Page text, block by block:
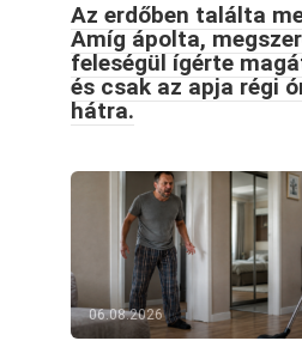
Az erdőben találta
Amíg ápolta,
feleségül ígérte
és csak az apja régi
hátra.
06.08.2026